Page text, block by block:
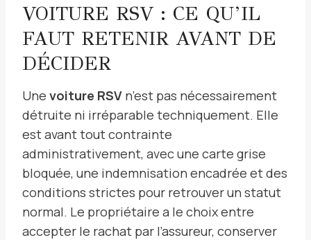
VOITURE RSV : CE QU’IL
FAUT RETENIR AVANT DE
DÉCIDER
Une voiture RSV n’est pas nécessairement
détruite ni irréparable techniquement. Elle
est avant tout contrainte
administrativement, avec une carte grise
bloquée, une indemnisation encadrée et des
conditions strictes pour retrouver un statut
normal. Le propriétaire a le choix entre
accepter le rachat par l’assureur, conserver